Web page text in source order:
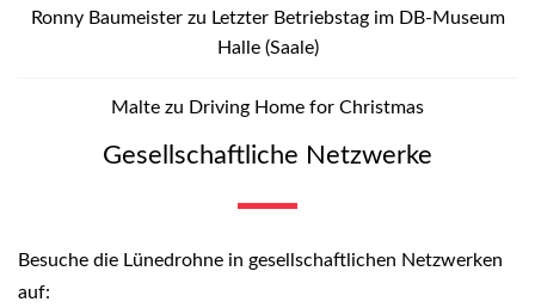
Ronny Baumeisterzu Letzter Betriebstag im DB-Museum
Halle (Saale)
Malte zu Driving Home for Christmas
Gesellschaftliche Netzwerke
Besuche die Lünedrohne in gesellschaftlichen Netzwerken
auf: